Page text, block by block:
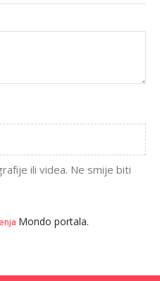
ili videa. Ne smije biti
Mondo portala.